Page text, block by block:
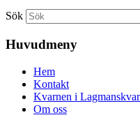
Sök
Huvudmeny
Hem
Kontakt
Kvarnen i
Om oss